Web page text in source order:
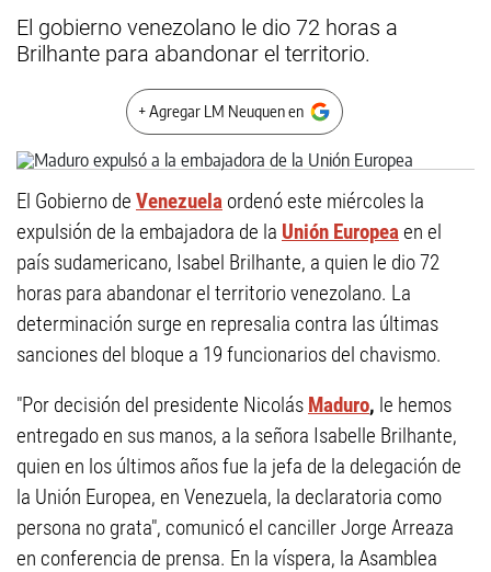
El gobierno venezolano le dio 72 horas a
Brilhante para abandonar el territorio.
+ Agregar LM Neuquen en
El Gobierno de Venezuela ordenó este miércoles la
expulsión de la embajadora de la Unión Europeaen el
país sudamericano, Isabel Brilhante, a quien le dio 72
horas para abandonar el territorio venezolano. La
determinación surge en represalia contra las últimas
sanciones del bloque a 19 funcionarios del chavismo.
"Por decisión del presidente Nicolás Maduro, le hemos
entregado en sus manos, a la señora Isabelle Brilhante,
quien en los últimos años fue la jefa de la delegación de
la Unión Europea, en Venezuela, la declaratoria como
persona no grata", comunicó el canciller Jorge Arreaza
en conferencia de prensa. En la víspera, la Asamblea